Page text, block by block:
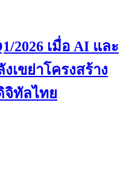
2026 เมื่อ AI และ
เขย่าโครงสร้าง
จิทัลไทย